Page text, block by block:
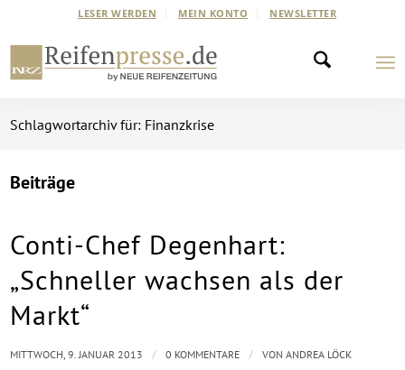
LESER WERDEN MEIN KONTO NEWSLETTER
Schlagwortarchiv für: Finanzkrise
Beiträge
Conti-Chef Degenhart:
„Schneller wachsen als der
Markt“
MITTWOCH, 9. JANUAR 2013 / 0 KOMMENTARE / VONANDREA LÖCK